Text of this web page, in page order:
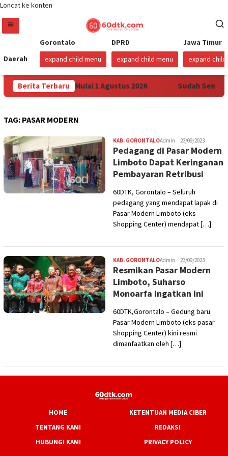
Loncat ke konten
Daerah
Gorontalo
expand child menu
DPRD
expand child menu
Jawa Timur
expand child
Berita Terbaru
di Sulawesi Mulai 1 Agustus 2026 Sudah
TAG: PASAR MODERN
KAB. GORONTALOAdmin 23/09/2023
Pedagang di Pasar Modern
Limboto Dapat Keringanan
Pembayaran Retribusi
60DTK, Gorontalo – Seluruh
pedagang yang mendapat lapak di
Pasar Modern Limboto (eks
Shopping Center) mendapat […]
KAB. GORONTALOAdmin 23/09/2023
Resmikan Pasar Modern
Limboto, Suharso
Monoarfa Ingatkan Ini
60DTK,Gorontalo – Gedung baru
Pasar Modern Limboto (eks pasar
Shopping Center) kini resmi
dimanfaatkan oleh […]
HOME
KETENTUAN MEDIA CIBER
TENTANG KAMI
REDAKSI
HUBUNGI KAMI
PRIVACY POLICY